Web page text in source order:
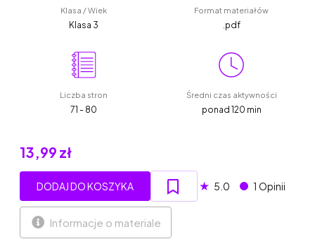
Klasa / Wiek
Klasa 3
Format materiałów
.pdf
Liczba stron
71 - 80
Średni czas aktywności
ponad 120 min
13,99 zł
DODAJ DO KOSZYKA ★ 5.0 1 Opinii
Informacje o materiale